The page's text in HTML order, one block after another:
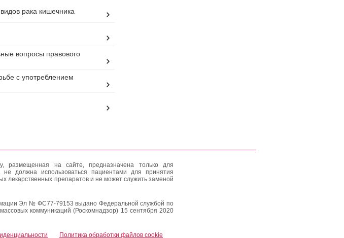
рака кишечника
вопросы правового
с употреблением
размещенная на сайте, предназначена только для
должна использоваться пациентами для принятия
лекарственных препаратов и не может служить заменой
Эл № ФС77-79153 выдано Федеральной службой по
коммуникаций (Роскомнадзор) 15 сентября 2020
Политика обработки файлов cookie